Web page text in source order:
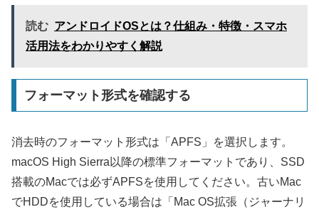
読む アンドロイドOSとは？仕組み・特徴・スマホ
活用法をわかりやすく解説
フォーマット形式を確認する
消去時のフォーマット形式は「APFS」を選択します。
macOS High Sierra以降の標準フォーマットであり、SSD
搭載のMacでは必ずAPFSを使用してください。古いMac
でHDDを使用している場合は「Mac OS拡張（ジャーナリ